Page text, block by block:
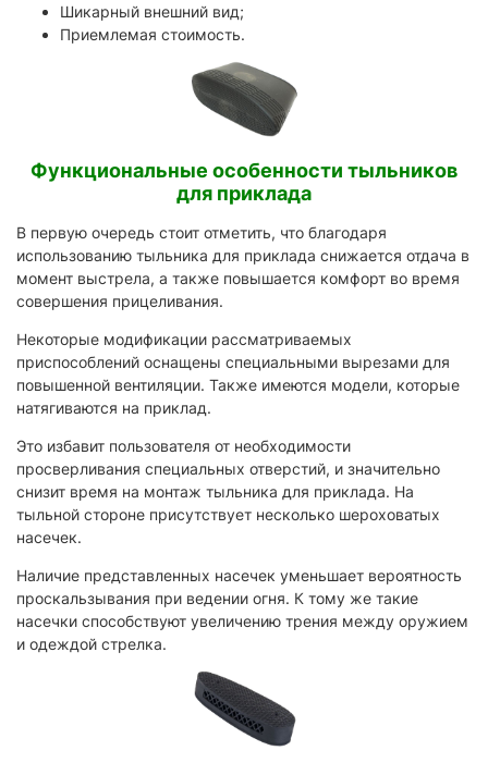
Шикарный внешний вид;
Приемлемая стоимость.
Функциональные особенности тыльников
для приклада
В первую очередь стоит отметить, что благодаря
использованию тыльника для приклада снижается отдача в
момент выстрела, а также повышается комфорт во время
совершения прицеливания.
Некоторые модификации рассматриваемых
приспособлений оснащены специальными вырезами для
повышенной вентиляции. Также имеются модели, которые
натягиваются на приклад.
Это избавит пользователя от необходимости
просверливания специальных отверстий, и значительно
снизит время на монтаж тыльника для приклада. На
тыльной стороне присутствует несколько шероховатых
насечек.
Наличие представленных насечек уменьшает вероятность
проскальзывания при ведении огня. К тому же такие
насечки способствуют увеличению трения между оружием
и одеждой стрелка.